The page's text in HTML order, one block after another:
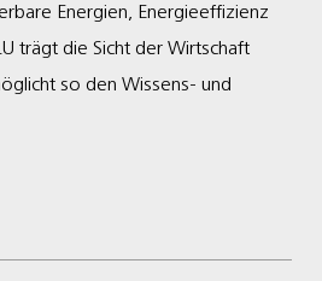
Energien, Energieeffizienz
trägt die Sicht der Wirtschaft
so den Wissens- und